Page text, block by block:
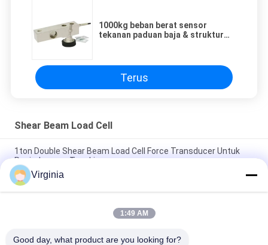
1000kg beban berat sensor
tekanan paduan baja & struktur
Terus
Shear Beam Load Cell
1ton Double Shear Beam Load Cell Force Transducer Untuk
Penimbangan Tangki
Sel Beban Geser Putar Rotary Presisi Tinggi 500kg 1000kg
Untuk Skala Truk
Forklift Scale Shear Beam Load Cell Untuk Sensor Tekanan
Virginia
1:49 AM
Good day, what product are you looking for?